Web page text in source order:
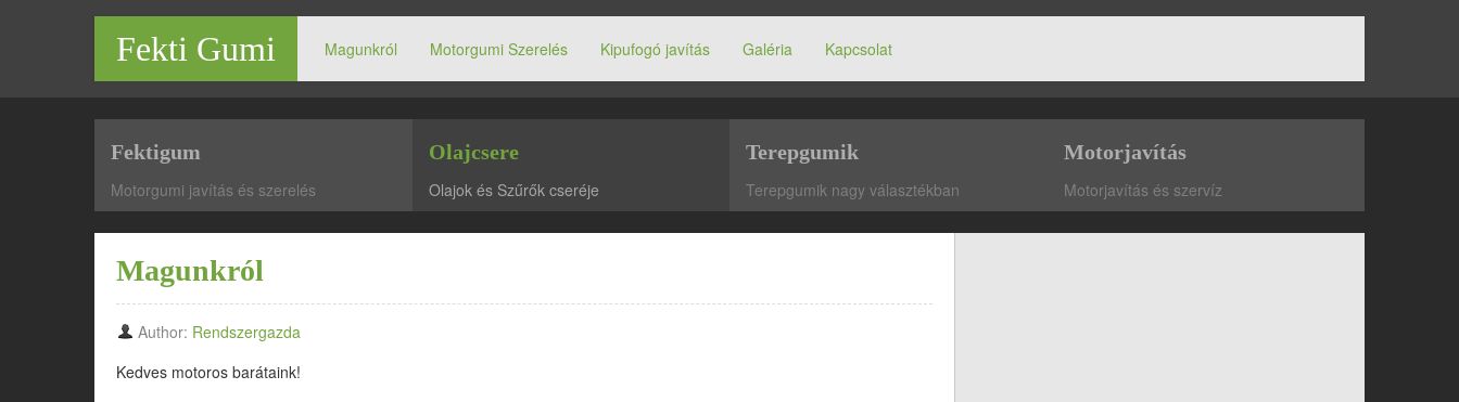
Fekti Gumi Magunkról Motorgumi Szerelés Kipufogó javítás Galéria Kapcsolat
Motorgumiszerelés | Motorgumi a profiktól!
Fektigum
Motorgumi javítás és szerelés
Olajcsere
Olajok és Szűrők cseréje
Terepgumik
Terepgumik nagy választékban
Motorjavítás
Motorjavítás és szervíz
Magunkról
Author: Rendszergazda
Kedves motoros barátaink!